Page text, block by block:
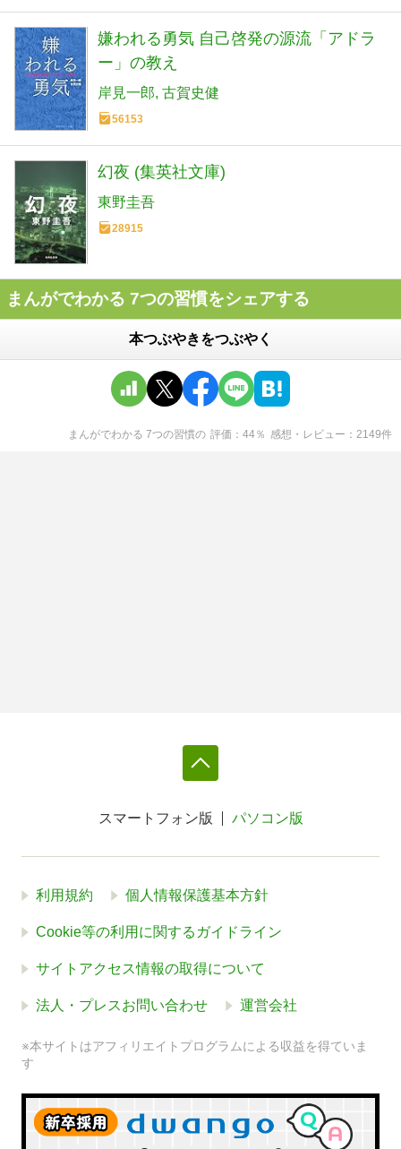
嫌われる勇気 自己啓発の源流「アドラ
ー」の教え
岸見一郎 古賀史健
56153
幻夜 (集英社文庫)
東野圭吾
28915
まんがでわかる 7つの習慣をシェアする
本つぶやきをつぶやく
まんがでわかる 7つの習慣の 評価 44％ 感想・レビュー 2149件
スマートフォン版 パソコン版
利用規約 個人情報保護基本方針
Cookie等の利用に関するガイドライン
サイトアクセス情報の取得について
法人・プレスお問い合わせ 運営会社
※本サイトはアフィリエイトプログラムによる収益を得ていま
す